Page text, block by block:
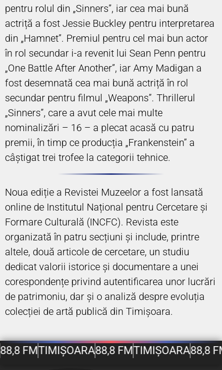
pentru rolul din „Sinners”, iar cea mai bună
actriță a fost Jessie Buckley pentru interpretarea
din „Hamnet”. Premiul pentru cel mai bun actor
în rol secundar i-a revenit lui Sean Penn pentru
„One Battle After Another”, iar Amy Madigan a
fost desemnată cea mai bună actriță în rol
secundar pentru filmul „Weapons”. Thrillerul
„Sinners”, care a avut cele mai multe
nominalizări – 16 – a plecat acasă cu patru
premii, în timp ce producția „Frankenstein” a
câștigat trei trofee la categorii tehnice.
Noua ediție a Revistei Muzeelor a fost lansată
online de Institutul Național pentru Cercetare și
Formare Culturală (INCFC). Revista este
organizată în patru secțiuni și include, printre
altele, două articole de cercetare, un studiu
dedicat valorii istorice și documentare a unei
corespondențe privind autentificarea unor lucrări
de patrimoniu, dar și o analiză despre evoluția
colecției de artă publică din Timișoara.
FMTIMIȘOARA88,8 FMTIMIȘOARA88,8 FM